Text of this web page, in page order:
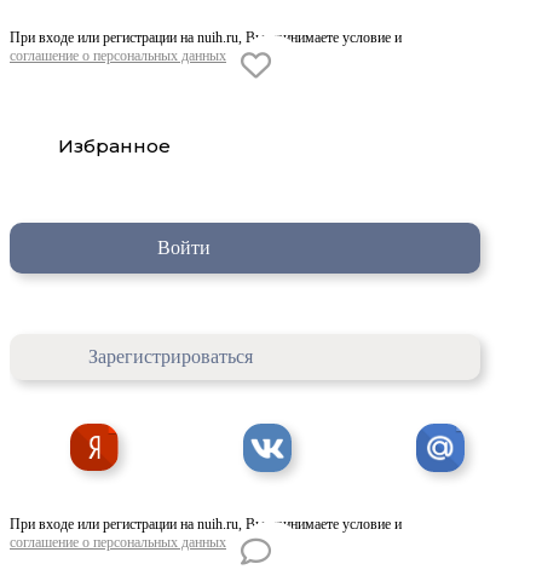
При входе или регистрации на nuih.ru, Вы принимаете условие и
соглашение о персональных данных
Избранное
Войти
Зарегистрироваться
При входе или регистрации на nuih.ru, Вы принимаете условие и
соглашение о персональных данных